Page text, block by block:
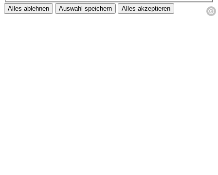
Alles ablehnen Auswahl speichern Alles akzeptieren